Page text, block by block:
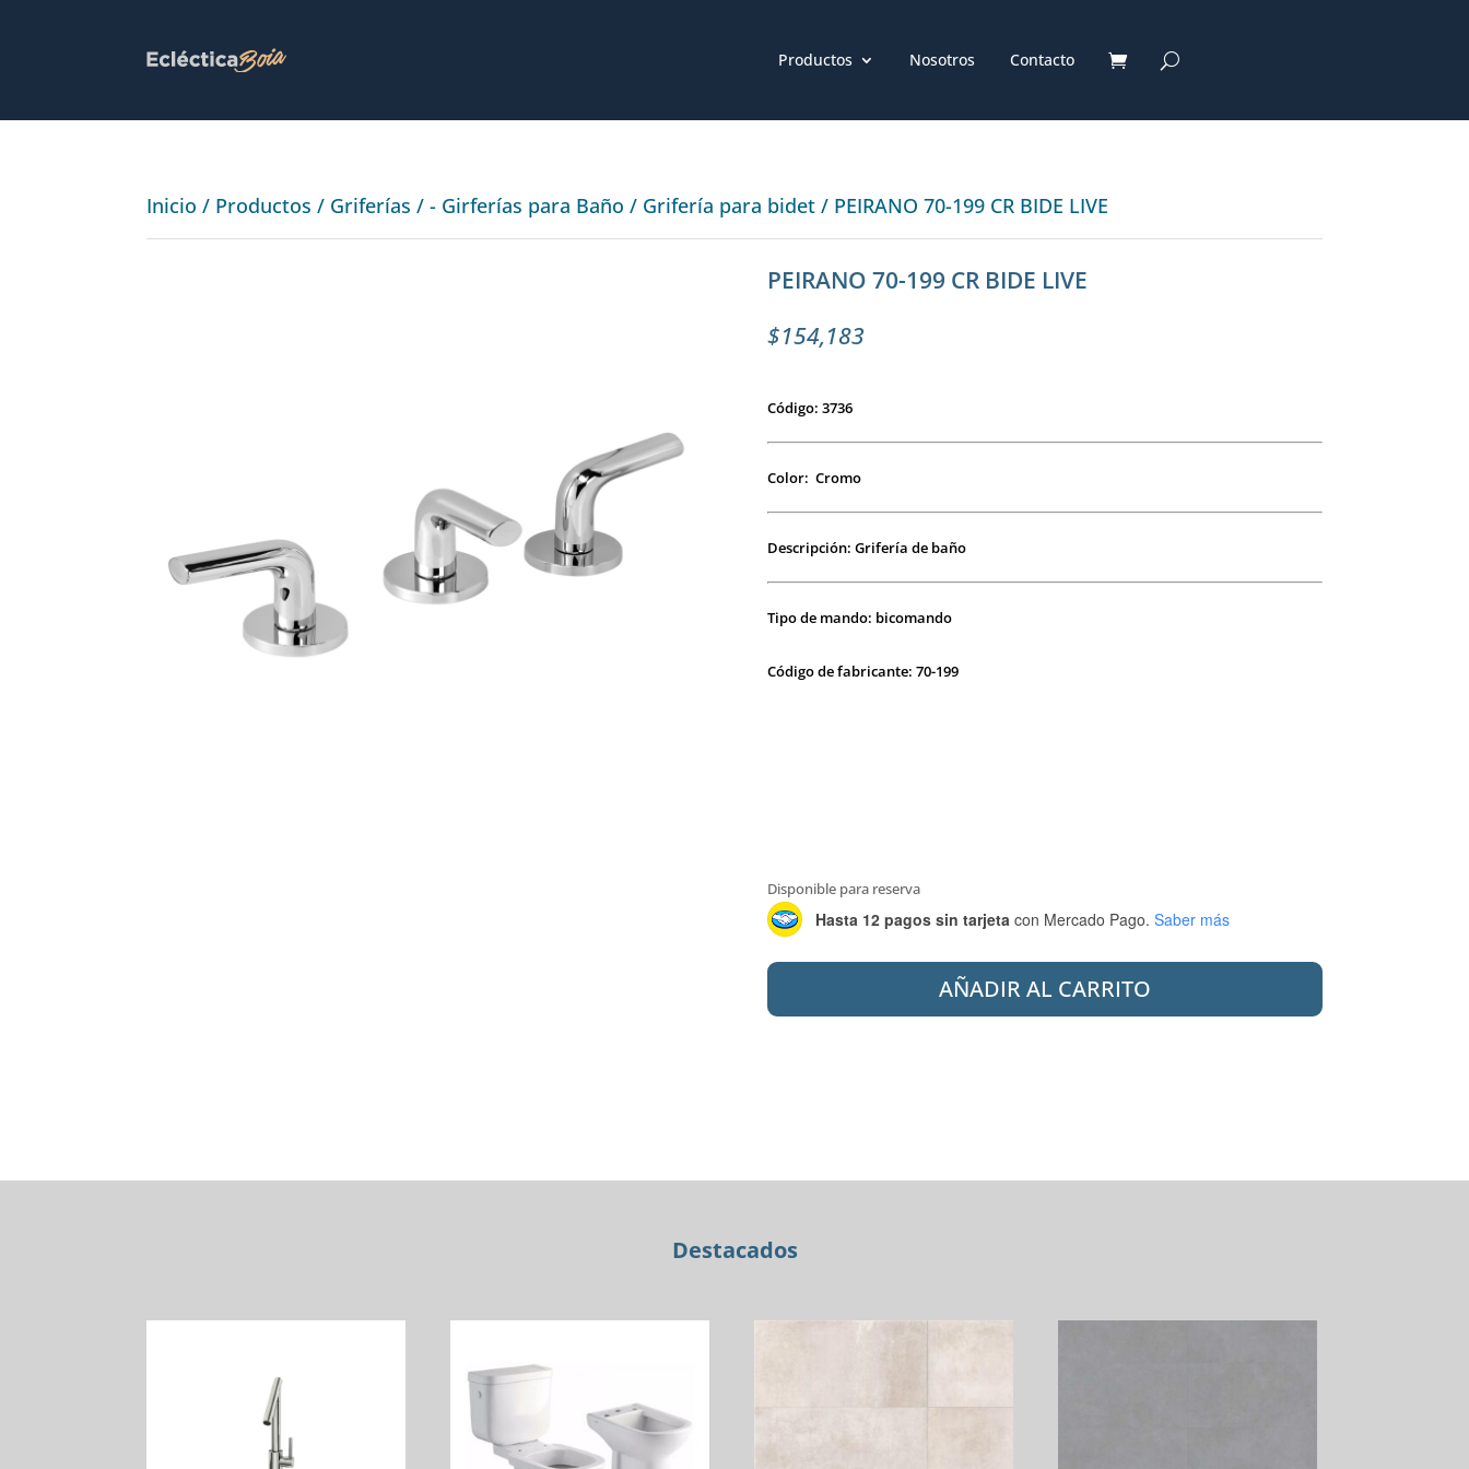
Productos Nosotros Contacto
Inicio / Productos / Griferías /- Girferías para Baño / Grifería para bidet / PEIRANO 70-199 CR BIDE LIVE
PEIRANO 70-199 CR BIDE LIVE
$154,183
Código: 3736
Color: Cromo
Descripción: Grifería de baño
Tipo de mando: bicomando
Código de fabricante: 70-199
Disponible para reserva
Hasta 12 pagos sin tarjeta con Mercado Pago. Saber más
PEIRANO
199
AÑADIR AL CARRITO
Destacados